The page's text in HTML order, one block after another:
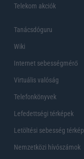
Telekom akciók
Tanácsdóguru
Wiki
Internet sebességmérő
Virtuális valóság
Telefonkönyvek
Lefedettségi térképek
Letöltési sebesség térkép
Nemzetközi hívószámok